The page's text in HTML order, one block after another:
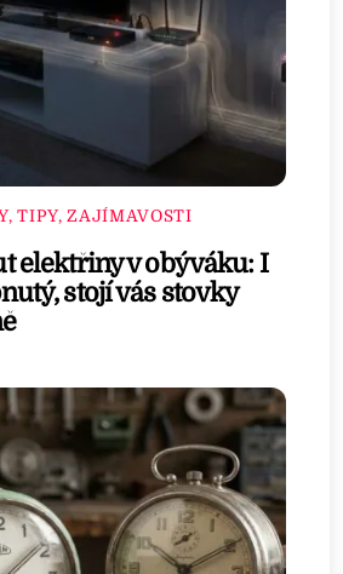
TIPY, ZAJÍMAVOSTI
elektřiny v obýváku: I
stojí vás stovky